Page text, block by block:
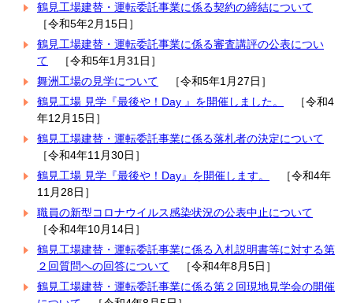
鶴見工場建替・運転委託事業に係る契約の締結について
［令和5年2月15日］
鶴見工場建替・運転委託事業に係る審査講評の公表につい
て ［令和5年1月31日］
舞洲工場の見学について ［令和5年1月27日］
鶴見工場 見学『最後や！Day 』を開催しました。
［令和4
年12月15日］
鶴見工場建替・運転委託事業に係る落札者の決定について
［令和4年11月30日］
鶴見工場 見学『最後や！Day』を開催します。
［令和4年
11月28日］
職員の新型コロナウイルス感染状況の公表中止について
［令和4年10月14日］
鶴見工場建替・運転委託事業に係る入札説明書等に対する第
２回質問への回答について ［令和4年8月5日］
鶴見工場建替・運転委託事業に係る第２回現地見学会の開催